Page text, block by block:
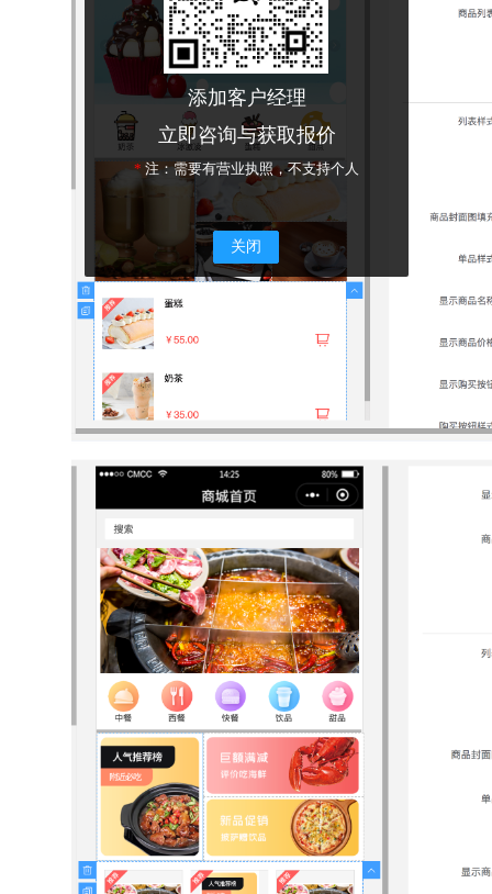
添加客户经理
立即咨询与获取报价
* 注：需要有营业执照，不支持个人
关闭